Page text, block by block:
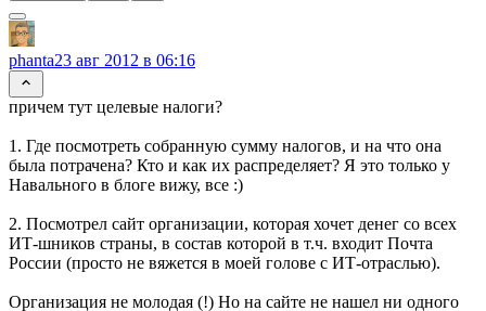
phanta23 авг 2012 в 06:16
причем тут целевые налоги?
1. Где посмотреть собранную сумму налогов, и на что она
была потрачена? Кто и как их распределяет? Я это только у
Навального в блоге вижу, все :)
2. Посмотрел сайт организации, которая хочет денег со всех
ИТ-шников страны, в состав которой в т.ч. входит Почта
России (просто не вяжется в моей голове с ИТ-отраслью).
Организация не молодая (!) Но на сайте не нашел ни одного